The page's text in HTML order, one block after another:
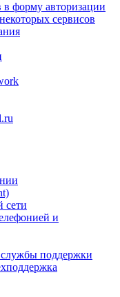
в форму авторизации
сервисов
сети
и
поддержки